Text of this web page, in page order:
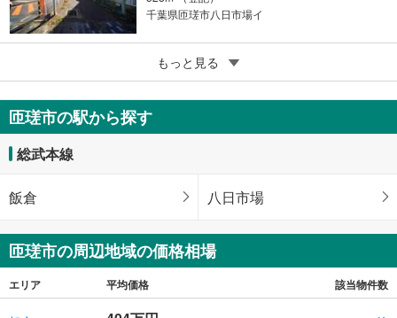
千葉県匝瑳市八日市場イ
匝瑳市野手
30万円
99.13m2（登記）
千葉県匝瑳市野手
もっと見る
匝瑳市の駅から探す
総武本線
飯倉 八日市場
匝瑳市の周辺地域の価格相場
エリア 平均価格 該当物件数